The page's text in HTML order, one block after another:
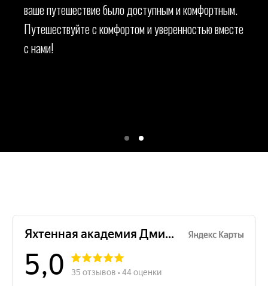
ваше путешествие было доступным и комфортным.
Путешествуйте с комфортом и уверенностью вместе
с нами!